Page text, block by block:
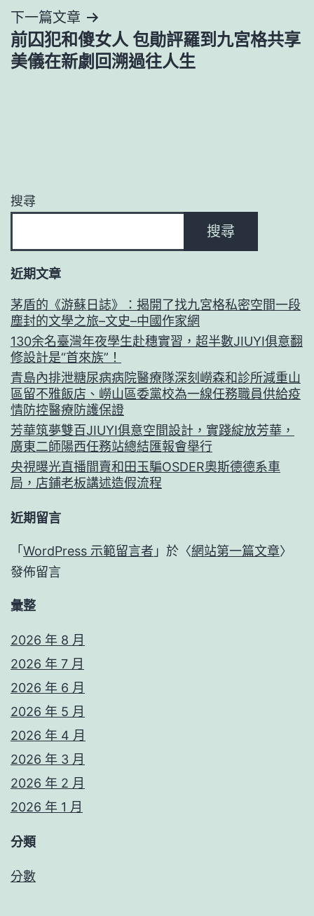
覽
下一篇文章
前囚犯和傻女人 包勛評羅到九宮格共享
美儀在新劇回溯過往人生
搜尋
搜尋
近期文章
茅盾的《游蘇日誌》：揭開了找九宮格私密空間一段
塵封的文學之旅–文史–中國作家網
130余名臺灣年夜學生赴穗實習，超半數JIUYI俱意翻
修設計是“首來族”！
青島內排泄糖尿病病院醫療隊深刻嶗森和診所減重山
區留不雅飯店、嶗山區委黨校為一線任務職員供給疫
情防控醫療防護保證
芳華筑夢雙百JIUYI俱意空間設計，實踐綻放芳華，
廣東二師陽西任務站總結匯報會舉行
央視曝光直播間賣和田玉騙OSDER奧斯德德系車
局，店鋪老板講述造假流程
近期留言
「 WordPress 示範留言者 」於〈網站第一篇文章〉
發佈留言
彙整
2026 年 8 月
2026 年 7 月
2026 年 6 月
2026 年 5 月
2026 年 4 月
2026 年 3 月
2026 年 2 月
2026 年 1 月
分類
分數